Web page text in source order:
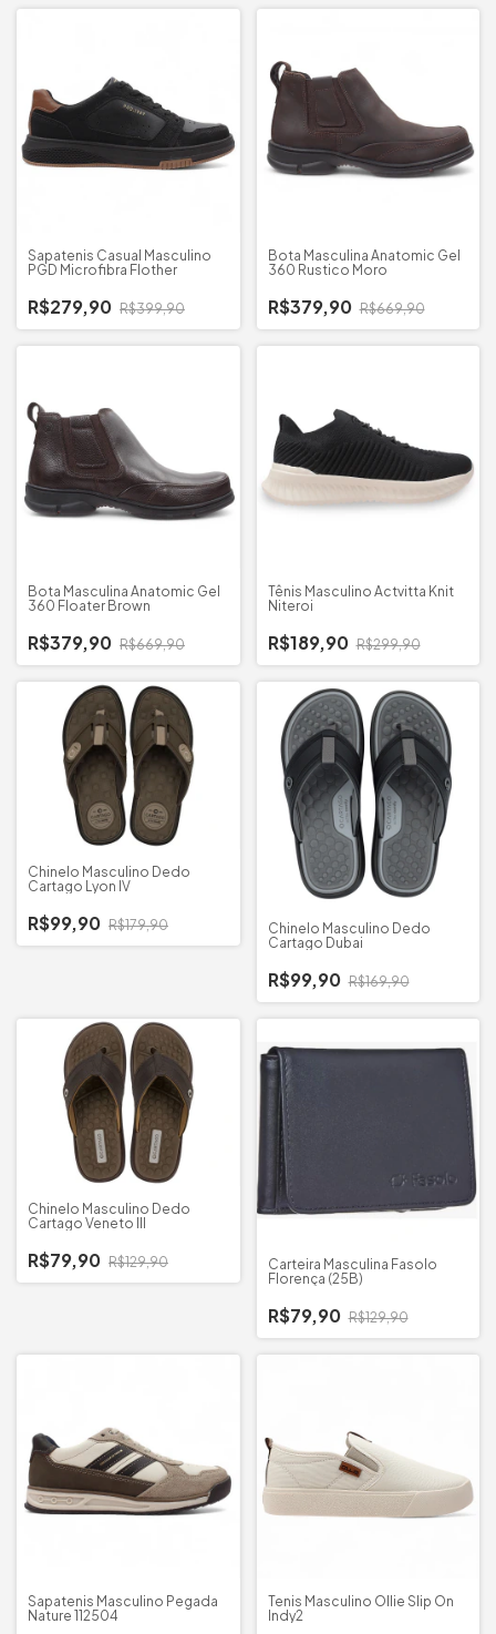
Sapatenis Casual Masculino
PGD Microfibra Flother
R$279,90 R$399,90
Bota Masculina Anatomic Gel
360 Rustico Moro
R$379,90 R$669,90
Bota Masculina Anatomic Gel
360 Floater Brown
R$379,90 R$669,90
Tênis Masculino Actvitta Knit
Niteroi
R$189,90 R$299,90
Chinelo Masculino Dedo
Cartago Lyon IV
R$99,90 R$179,90
Chinelo Masculino Dedo
Cartago Dubai
R$99,90 R$169,90
Chinelo Masculino Dedo
Cartago Veneto III
R$79,90 R$129,90
Carteira Masculina Fasolo
Florença (25B)
R$79,90 R$129,90
Sapatenis Masculino Pegada
Nature 112504
Tenis Masculino Ollie Slip On
Indy2